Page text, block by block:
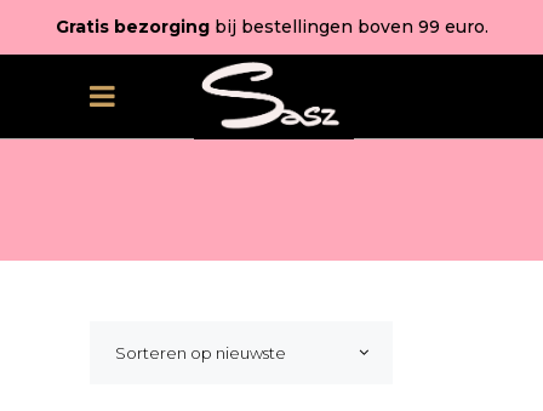
Gratis bezorgingbij bestellingen boven 99 euro.
Sorteren op nieuwste